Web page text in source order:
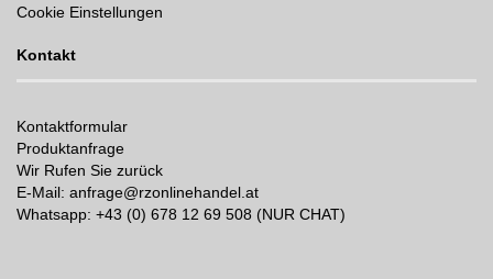
Cookie Einstellungen
Kontakt
Kontaktformular
Produktanfrage
Wir Rufen Sie zurück
E-Mail: anfrage@rzonlinehandel.at
Whatsapp: +43 (0) 678 12 69 508 (NUR CHAT)